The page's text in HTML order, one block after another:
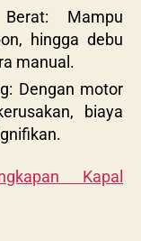
Mampu
hingga debu
manual.
Dengan motor
biaya
Kapal